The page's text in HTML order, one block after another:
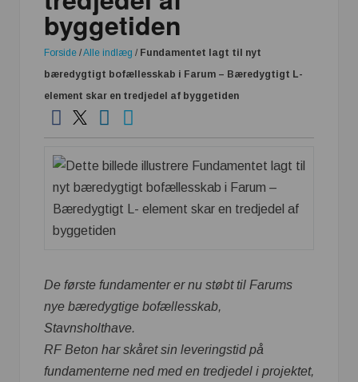
byggetiden
Forside /Alle indlæg / Fundamentet lagt til nyt
bæredygtigt bofællesskab i Farum – Bæredygtigt L-
element skar en tredjedel af byggetiden
De første fundamenter er nu støbt til Farums
nye bæredygtige bofællesskab,
Stavnsholthave.
RF Beton har skåret sin leveringstid på
fundamenterne ned med en tredjedel i projektet,